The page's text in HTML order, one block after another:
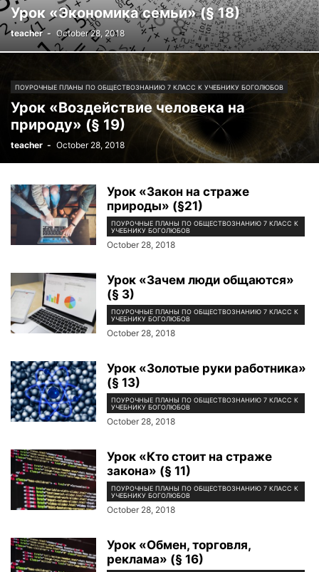
Урок «Экономика семьи» (§ 18)
teacher - October 28, 2018
ПОУРОЧНЫЕ ПЛАНЫ ПО ОБЩЕСТВОЗНАНИЮ 7 КЛАСС К УЧЕБНИКУ БОГОЛЮБОВ
Урок «Воздействие человека на
природу» (§ 19)
teacher - October 28, 2018
Урок «Закон на страже
природы» (§21)
ПОУРОЧНЫЕ ПЛАНЫ ПО ОБЩЕСТВОЗНАНИЮ 7 КЛАСС К
УЧЕБНИКУ БОГОЛЮБОВ
October 28, 2018
Урок «Зачем люди общаются»
(§ 3)
ПОУРОЧНЫЕ ПЛАНЫ ПО ОБЩЕСТВОЗНАНИЮ 7 КЛАСС К
УЧЕБНИКУ БОГОЛЮБОВ
October 28, 2018
Урок «Золотые руки работника»
(§ 13)
ПОУРОЧНЫЕ ПЛАНЫ ПО ОБЩЕСТВОЗНАНИЮ 7 КЛАСС К
УЧЕБНИКУ БОГОЛЮБОВ
October 28, 2018
Урок «Кто стоит на страже
закона» (§ 11)
ПОУРОЧНЫЕ ПЛАНЫ ПО ОБЩЕСТВОЗНАНИЮ 7 КЛАСС К
УЧЕБНИКУ БОГОЛЮБОВ
October 28, 2018
Урок «Обмен, торговля,
реклама» (§ 16)